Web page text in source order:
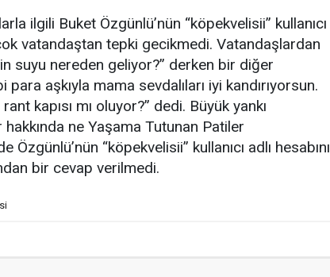
ilgili Buket Özgünlü’nün “köpekvelisii” kullanıcı
vatandaştan tepki gecikmedi. Vatandaşlardan
suyu nereden geliyor?” derken bir diğer
para aşkıyla mama sevdalıları iyi kandırıyorsun.
kapısı mı oluyor?” dedi. Büyük yankı
hakkında ne Yaşama Tutunan Patiler
Özgünlü’nün “köpekvelisii” kullanıcı adlı hesabını
bir cevap verilmedi.